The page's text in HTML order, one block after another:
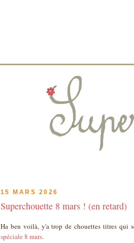
15 MARS 2026
Superchouette 8 mars ! (en retard)
Ha ben voilà, y'a trop de chouettes titres qui
spéciale 8 mars.